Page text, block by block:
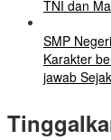
TNI dan
SMP
Karakter
jawab